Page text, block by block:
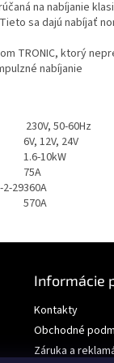
na nabíjanie
sa dajú nabíjať
TRONIC, ktorý
nabíjanie
230V, 50-60Hz
6V, 12V, 24V
1.6-10kW
75A
29360A
570A
Informácie
Kontakty
Obchodné
Záruka a